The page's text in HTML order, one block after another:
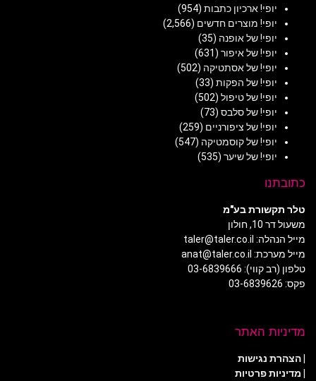
יופי! ארכיון כתבות (954)
יופי! מוצרים חדשים (2,566)
יופי! של אופנה (35)
יופי! של איפור (631)
יופי! של אסתטיקה (502)
יופי! של הפקות (33)
יופי! של טיפול (502)
יופי! של סלבס (73)
יופי! של ציפורניים (259)
יופי! של קוסמטיקה (547)
יופי! של שיער (535)
כתובתנו
טלר תקשורת בע"מ
משעול דר 10, חולון
מייל הנהלה: taler@taler.co.il
מייל מערכת: anat@taler.co.il
טלפון (רב קווי): 03-6839666
פקס: 03-6839626
מדיניות האתר
הצהרת נגישות
מדיניות פרטיות